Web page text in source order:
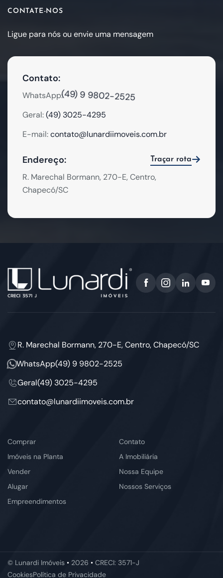
CONTATE-NOS
Ligue para nós ou envie uma mensagem
Contato:
WhatsApp:(49) 9 9802-2525
Geral:(49) 3025-4295
E-mail:contato@lunardiimoveis.com.br
Endereço: Traçar rota
R. Marechal Bormann, 270-E, Centro,
Chapecó/SC
R. Marechal Bormann, 270-E, Centro, Chapecó/SC
WhatsApp(49) 9 9802-2525
Geral(49) 3025-4295
contato@lunardiimoveis.com.br
Comprar
Imóveis na Planta
Vender
Alugar
Empreendimentos
Contato
A Imobiliária
Nossa Equipe
Nossos Serviços
© Lunardi Imóveis • 2026 • CRECI: 3571-J
CookiesPolítica de Privacidade